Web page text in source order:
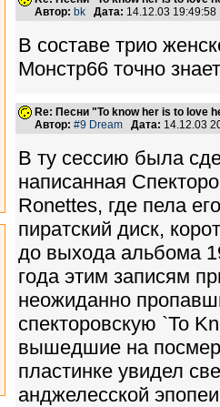
Автор: bk Дата: 14.12.03
В составе трио
Монстр66 точно
Re: Песни "To know her is to love
Автор: #9 Dream Дата: 14.12.03
В ту сессию была
написанная
Ronettes, где пела
пиратский диск,
до выхода альбома
года этим записям
неожиданно
спекторовскую `To
вышедшие на
пластинке увидел
анджелесской